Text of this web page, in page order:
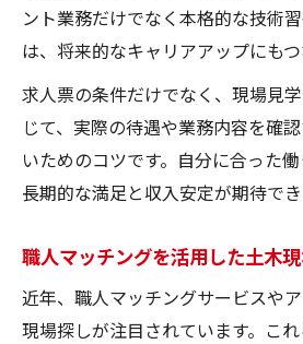
ント業務だけでなく本格的な技術
は、将来的なキャリアアップにもつ
求人票の条件だけでなく、現場見
じて、実際の待遇や業務内容を確
いためのコツです。自分に合った働
長期的な満足と収入安定が期待でき
職人マッチングを活用した土木
近年、職人マッチングサービスや
現場探しが注目されています。これ